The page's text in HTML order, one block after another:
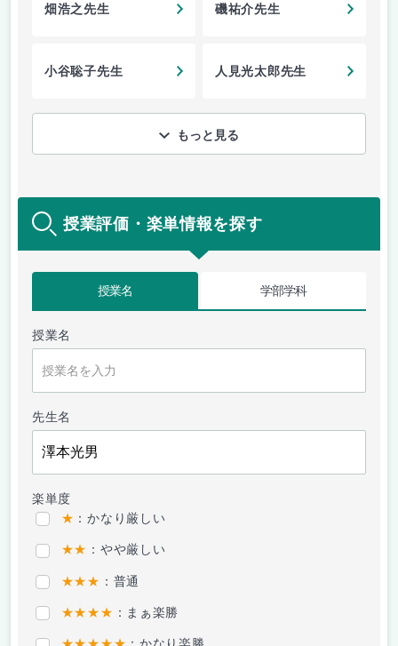
畑浩之先生 磯祐介先生
小谷聡子先生 人見光太郎先生
もっと見る
授業評価・楽単情報を探す
授業名 学部学科
授業名
先生名
楽単度
★ ：かなり厳しい
★★ ：やや厳しい
★★★ ：普通
★★★★ ：まぁ楽勝